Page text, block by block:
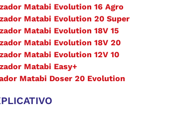
Matabi Evolution 16 Agro
Matabi Evolution 20 Super
Matabi Evolution 18V 15
Matabi Evolution 18V 20
Matabi Evolution 12V 10
Matabi Easy+
Matabi Doser 20 Evolution